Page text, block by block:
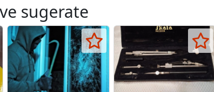
sugerate